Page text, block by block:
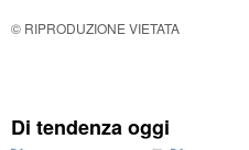
© RIPRODUZIONE VIETATA
Di tendenza oggi